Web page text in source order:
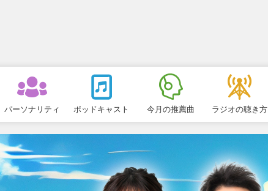
パーソナリティ ポッドキャスト 今月の推薦曲 ラジオの聴き方